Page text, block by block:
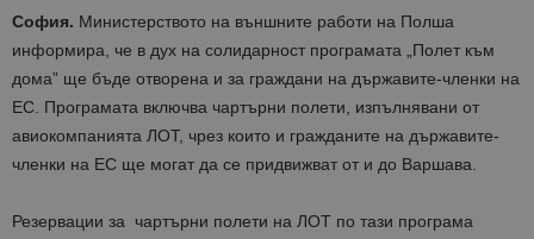
София. Министерството на външните работи на Полша
информира, че в дух на солидарност програмата „Полет към
дома” ще бъде отворена и за граждани на държавите-членки на
ЕС. Програмата включва чартърни полети, изпълнявани от
авиокомпанията ЛОТ, чрез които и гражданите на държавите-
членки на ЕС ще могат да се придвижват от и до Варшава.
Резервации за чартърни полети на ЛОТ по тази програма